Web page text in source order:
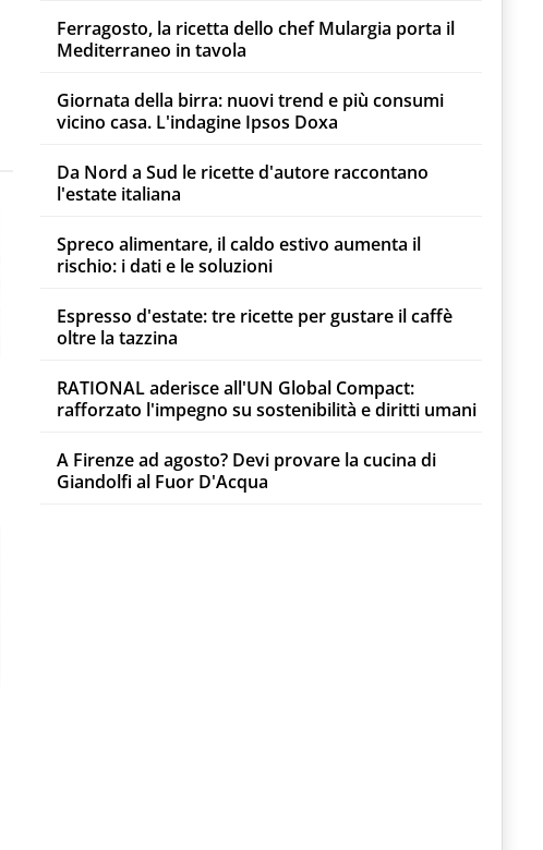
Ferragosto, la ricetta dello chef Mulargia porta il
Mediterraneo in tavola
Giornata della birra: nuovi trend e più consumi
vicino casa. L'indagine Ipsos Doxa
Da Nord a Sud le ricette d'autore raccontano
l'estate italiana
Spreco alimentare, il caldo estivo aumenta il
rischio: i dati e le soluzioni
Espresso d'estate: tre ricette per gustare il caffè
oltre la tazzina
RATIONAL aderisce all'UN Global Compact:
rafforzato l'impegno su sostenibilità e diritti umani
A Firenze ad agosto? Devi provare la cucina di
Giandolfi al Fuor D'Acqua